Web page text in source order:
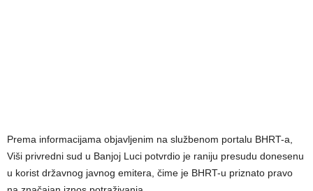
Prema informacijama objavljenim na službenom portalu BHRT-a,
Viši privredni sud u Banjoj Luci potvrdio je raniju presudu donesenu
u korist državnog javnog emitera, čime je BHRT-u priznato pravo